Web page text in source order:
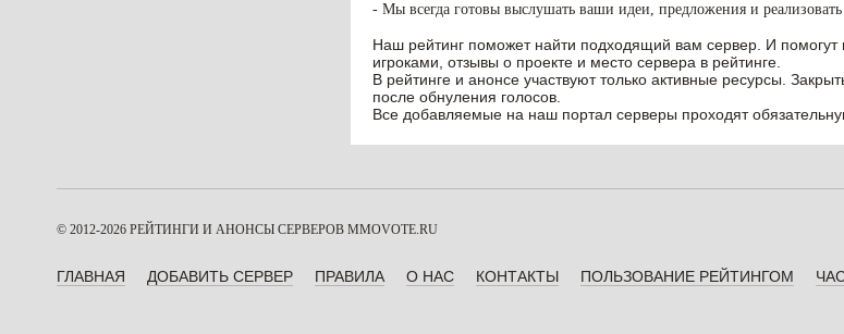
- Мы всегда готовы выслушать ваши идеи, предложения и
Наш рейтинг поможет найти подходящий вам сервер. И помогут
игроками, отзывы о проекте и место сервера в рейтинге.
В рейтинге и анонсе участвуют только активные ресурсы.
после обнуления голосов.
Все добавляемые на наш портал серверы проходят
© 2012-2026 РЕЙТИНГИ И АНОНСЫ СЕРВЕРОВ MMOVOTE.RU
ГЛАВНАЯ ДОБАВИТЬ СЕРВЕР ПРАВИЛА О НАС КОНТАКТЫ ПОЛЬЗОВАНИЕ РЕЙТИНГОМ